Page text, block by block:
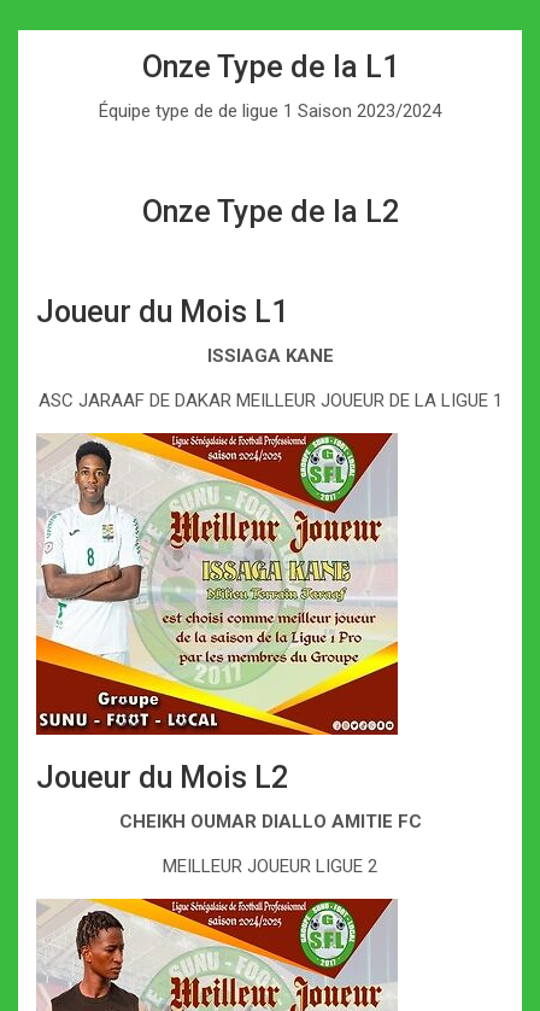
Onze Type de la L1
Équipe type de de ligue 1 Saison 2023/2024
Onze Type de la L2
Joueur du Mois L1
ISSIAGA KANE
ASC JARAAF DE DAKAR MEILLEUR JOUEUR DE LA LIGUE 1
Joueur du Mois L2
CHEIKH OUMAR DIALLO AMITIE FC
MEILLEUR JOUEUR LIGUE 2